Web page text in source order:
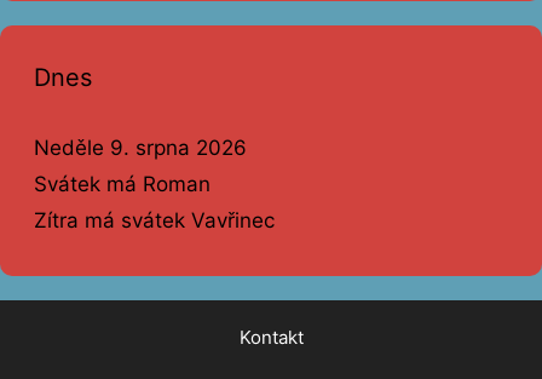
Dnes
Neděle 9. srpna 2026
Svátek má Roman
Zítra má svátek Vavřinec
Kontakt